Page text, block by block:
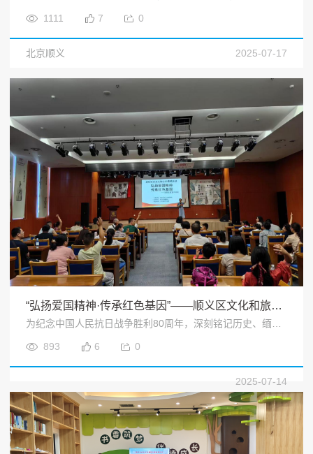
1111 7 0
2025-07-17
北京顺义
“弘扬爱国精神·传承红色基因”——顺义区文化和旅游局社会主义核心价值观主题宣讲活动
为纪念中国人民抗日战争胜利80周年，深刻铭记历史、缅怀革命先烈、珍视和平成果、共创美好未来，2025年7月13日，顺义区文化和旅游局于顺义区博物馆举办“弘扬爱国精神·传承红色基因”——社会主义核心价值观主题宣讲活动。现场吸引共30人参加。<
893 6 0
2025-07-14